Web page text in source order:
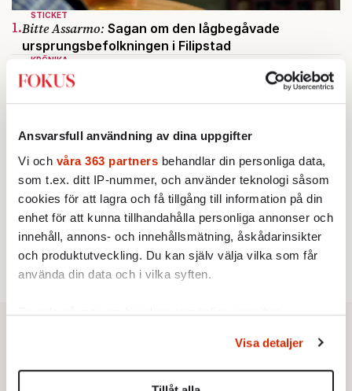
Ansvarsfull användning av dina uppgifter
Vi och våra 363 partners behandlar din personliga data,
som t.ex. ditt IP-nummer, och använder teknologi såsom
cookies för att lagra och få tillgång till information på din
enhet för att kunna tillhandahålla personliga annonser och
innehåll, annons- och innehållsmätning, åskådarinsikter
och produktutveckling. Du kan själv välja vilka som får
använda din data och i vilka syften.
Ta reda på mer om hur dina personliga uppgifter
Du kan ändra eller dra tillbaka ditt samtycke när som
helst från cookie-förklaringen.
Visa detaljer
STICKET
1.Bitte Assarmo: Sagan om den lågbegåvade
ursprungsbefolkningen i Filipstad
KRÖNIKA
2.Frans Wachtmeister:
Ja, AC är ett hot mot den
franska civilisationen
BOKRECENSION
Av: Gustaf Lewander
KRÖNIKA
4.Nina Lekander:På ”Kommunisthögskolan” drömde
alla om att vara arbetarklass
5.Sakine Madon:Efter islamistdådet oroar sig
vänstern för Agnes Wold
STICKET
6.Dan Korn:Quisling, quislingar och sten i glashus